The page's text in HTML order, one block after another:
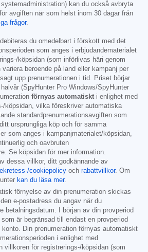
kan du också avbryta
avgiften när som helst inom 30 dagar från
frågor.
du omedelbart i förskott med det
som anges i erbjudandematerialet
köpsidan (som införlivas häri genom
beroende på land eller kampanj per
upp prenumerationen i tid. Priset börjar
halvår (SpyHunter Pro Windows/SpyHunter
förnyas automatiskt i enlighet med
köpsidan, vilka föreskriver automatiska
standardprenumerationsavgiften som
ursprungliga köp och för samma
som anges i kampanjmaterialet/köpsidan,
och oavbruten
Se köpsidan för mer information.
dessa villkor, ditt godkännande av
cookiepolicy och rabattvillkor. Om
kan du läsa mer.
förnyelse av din prenumeration skickas
e-postadress du angav när du
betalningsdatum. I början av din provperiod
är begränsad till endast en provperiod
Din prenumeration förnyas automatiskt
i enlighet med
villkoren för registrerings-/köpsidan (som